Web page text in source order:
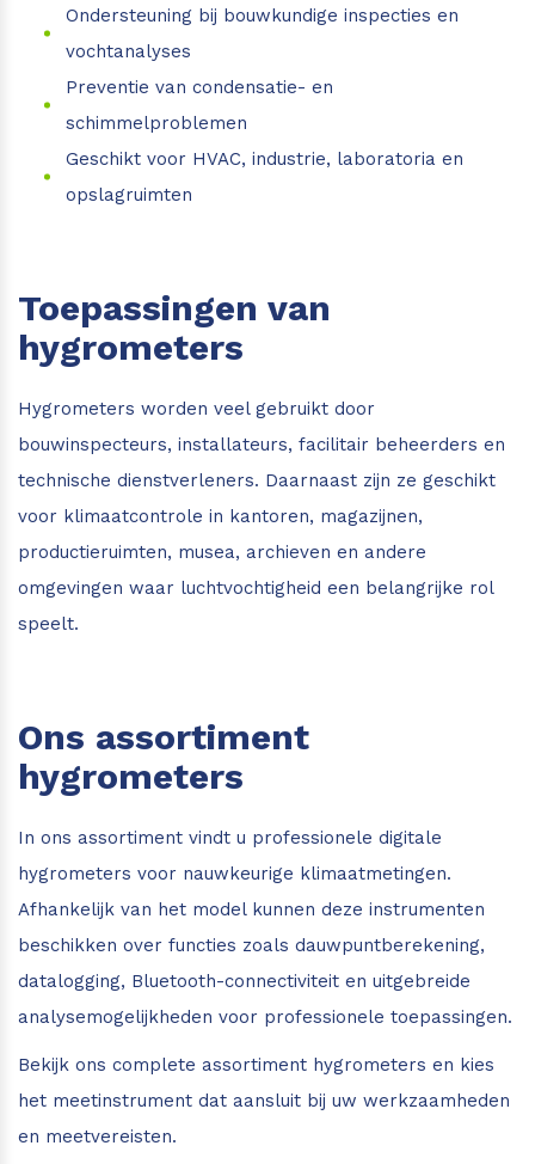
Ondersteuning bij bouwkundige inspecties en
vochtanalyses
Preventie van condensatie- en
schimmelproblemen
Geschikt voor HVAC, industrie, laboratoria en
opslagruimten
Toepassingen van
hygrometers
Hygrometers worden veel gebruikt door
bouwinspecteurs, installateurs, facilitair beheerders en
technische dienstverleners. Daarnaast zijn ze geschikt
voor klimaatcontrole in kantoren, magazijnen,
productieruimten, musea, archieven en andere
omgevingen waar luchtvochtigheid een belangrijke rol
speelt.
Ons assortiment
hygrometers
In ons assortiment vindt u professionele digitale
hygrometers voor nauwkeurige klimaatmetingen.
Afhankelijk van het model kunnen deze instrumenten
beschikken over functies zoals dauwpuntberekening,
datalogging, Bluetooth-connectiviteit en uitgebreide
analysemogelijkheden voor professionele toepassingen.
Bekijk ons complete assortiment hygrometers en kies
het meetinstrument dat aansluit bij uw werkzaamheden
en meetvereisten.